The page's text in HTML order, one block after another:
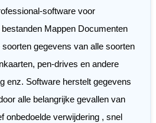
software voor
Mappen Documenten
gegevens van alle soorten
pen-drives en andere
enz. Software herstelt gegevens
alle belangrijke gevallen van
onbedoelde verwijdering , snel